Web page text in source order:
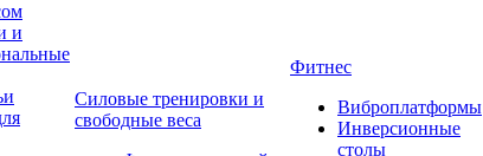
и
Силовые тренировки и
свободные веса
Фитнес
Виброплатформы
Инверсионные
столы